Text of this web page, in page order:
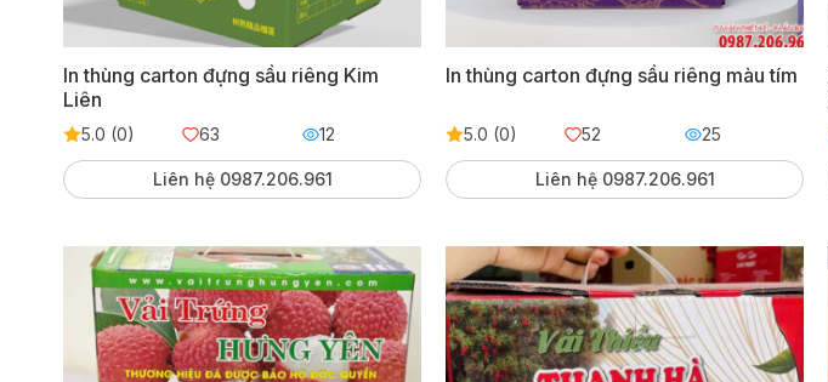
In thùng carton đựng sầu riêng Kim
Liên
5.0 (0) 63 12
Liên hệ 0987.206.961
In thùng carton đựng sầu riêng màu tím
5.0 (0) 52 25
Liên hệ 0987.206.961